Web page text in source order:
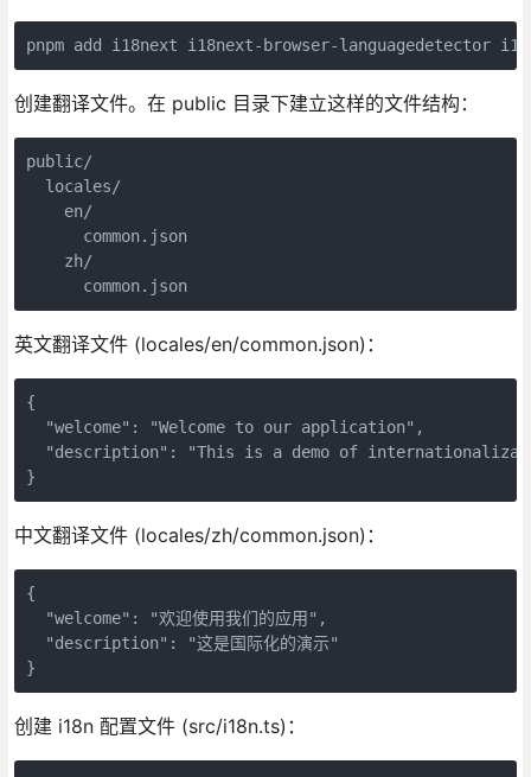
pnpm add i18next i18next-browser-languagedetector
创建翻译文件。在 public 目录下建立这样的文件结构：
public/
  locales/
    en/
      common.json
    zh/
      common.json
英文翻译文件 (locales/en/common.json)：
{
  "welcome": "Welcome to our application",
"description": "This is a demo of
}
中文翻译文件 (locales/zh/common.json)：
{
  "welcome": "欢迎使用我们的应用",
  "description": "这是国际化的演示"
}
创建 i18n 配置文件 (src/i18n.ts)：